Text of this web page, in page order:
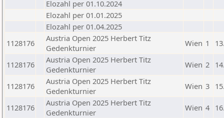
Elozahl per 01.10.2024
Elozahl per 01.01.2025
Elozahl per 01.04.2025
1128176
Austria Open 2025 Herbert Titz
Gedenkturnier
Wien 1
1128176
Austria Open 2025 Herbert Titz
Gedenkturnier
Wien 2
1128176
Austria Open 2025 Herbert Titz
Gedenkturnier
Wien 3
1128176
Austria Open 2025 Herbert Titz
Gedenkturnier
Wien 4